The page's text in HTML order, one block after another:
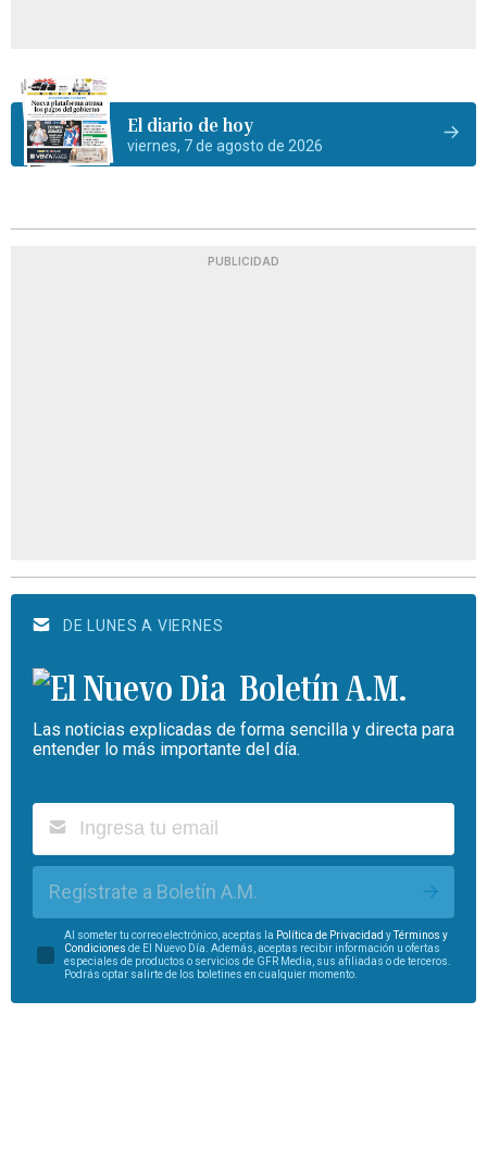
El diario de hoy
viernes, 7 de agosto de 2026
PUBLICIDAD
DE LUNES A VIERNES
Boletín A.M.
Las noticias explicadas de forma sencilla y directa para
entender lo más importante del día.
Regístrate a Boletín A.M.
Al someter tu correo electrónico, aceptas la Política de Privacidad yTérminos y
Condiciones de El Nuevo Día. Además, aceptas recibir información u ofertas
especiales de productos o servicios de GFR Media, sus afiliadas o de terceros.
Podrás optar salirte de los boletines en cualquier momento.